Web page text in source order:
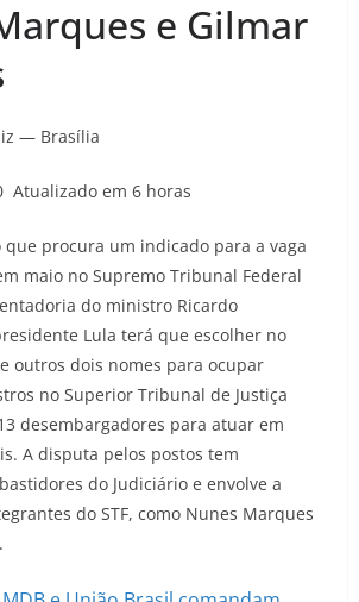
e Gilmar
— Brasília
Atualizado em 6 horas
que procura um indicado para a vaga
maio no Supremo Tribunal Federal
do ministro Ricardo
Lula terá que escolher no
outros dois nomes para ocupar
no Superior Tribunal de Justiça
desembargadores para atuar em
A disputa pelos postos tem
do Judiciário e envolve a
do STF, como Nunes Marques